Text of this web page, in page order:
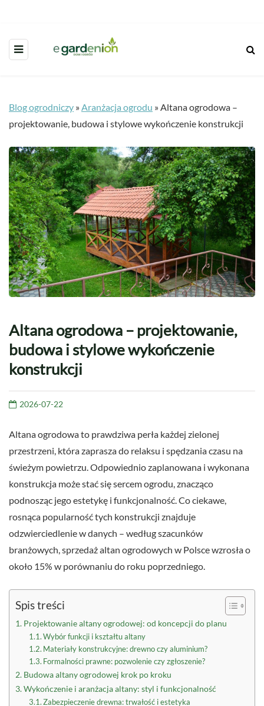
Blog ogrodniczy »Aranżacja ogrodu »Altana ogrodowa –
projektowanie, budowa i stylowe wykończenie konstrukcji
Altana ogrodowa – projektowanie,
budowa i stylowe wykończenie
konstrukcji
2026-07-22
Altana ogrodowa to prawdziwa perła każdej zielonej
przestrzeni, która zaprasza do relaksu i spędzania czasu na
świeżym powietrzu. Odpowiednio zaplanowana i wykonana
konstrukcja może stać się sercem ogrodu, znacząco
podnosząc jego estetykę i funkcjonalność. Co ciekawe,
rosnąca popularność tych konstrukcji znajduje
odzwierciedlenie w danych – według szacunków
branżowych, sprzedaż altan ogrodowych w Polsce wzrosła o
około 15% w porównaniu do roku poprzedniego.
Spis treści
Projektowanie altany ogrodowej: od koncepcji do planu
Wybór funkcji i kształtu altany
Materiały konstrukcyjne: drewno czy aluminium?
Formalności prawne: pozwolenie czy zgłoszenie?
Budowa altany ogrodowej krok po kroku
Wykończenie i aranżacja altany: styl i funkcjonalność
Zabezpieczenie drewna: trwałość i estetyka